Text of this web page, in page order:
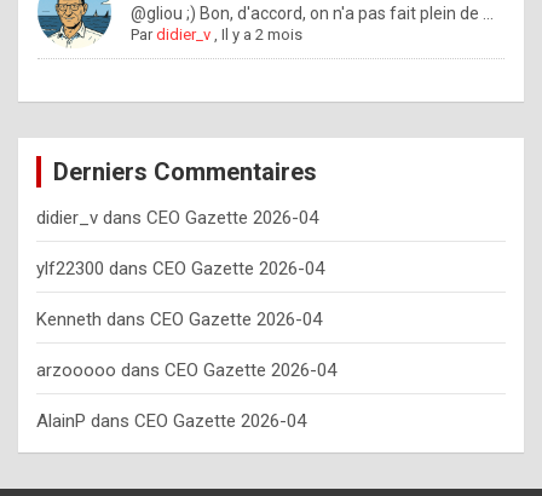
w
o
e
y
o
u
s
h
o
@gliou ;) Bon, d'accord, on n'a pas fait plein de ...
Pardidier_v ,Il y a 2 mois
Derniers Commentaires
didier_v dans CEO Gazette 2026-04
ylf22300 dans CEO Gazette 2026-04
Kenneth dans CEO Gazette 2026-04
arzooooo dans CEO Gazette 2026-04
AlainP dans CEO Gazette 2026-04